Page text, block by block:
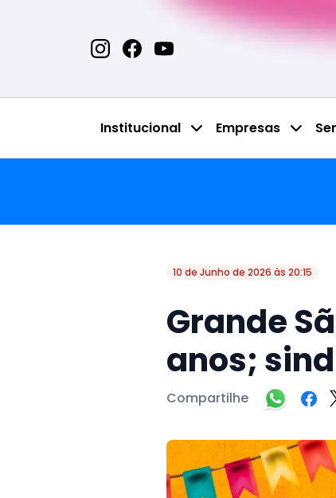
Institucional Empresas
10 de Junho de 2026 às 20:15
Grande
anos;
Compartilhe